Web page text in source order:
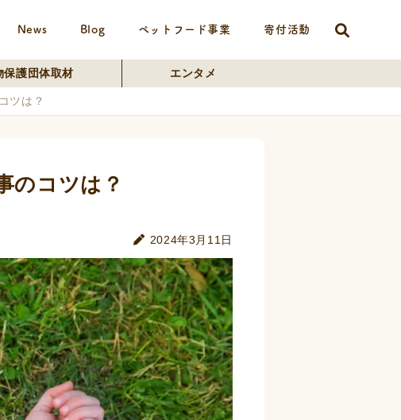
News Blog ペットフード事業 寄付活動
保護団体取材 エンタメ
ツは？
のコツは？
2024年3月11日